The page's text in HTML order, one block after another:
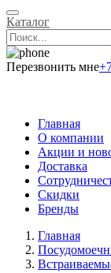
Каталог
Перезвонить мне
Главная
О компании
Акции и
Доставка
Скидки
Бренды
Главная